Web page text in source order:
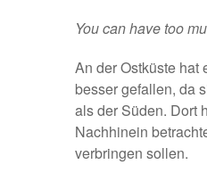
You can have too
An der Ostküste hat
besser gefallen, da
als der Süden. Dort
Nachhinein
verbringen sollen.